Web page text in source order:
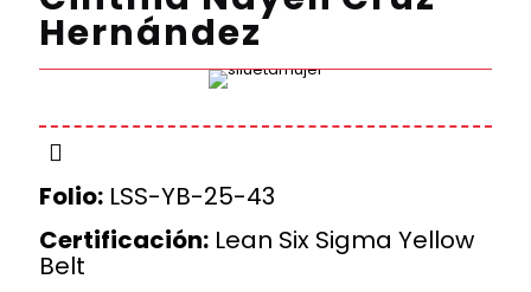
Hernández
Folio: LSS-YB-25-43
Certificación: Lean Six Sigma Yellow
Belt